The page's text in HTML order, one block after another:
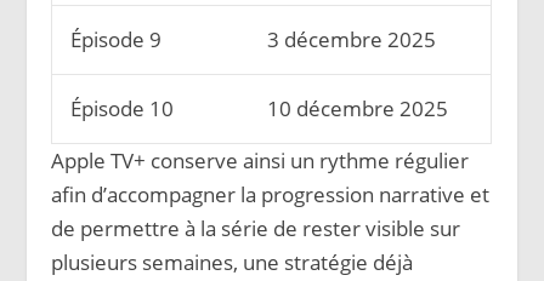
Épisode 9 3 décembre 2025
Épisode 10
10 décembre 2025
Apple TV+ conserve ainsi un rythme régulier
afin d’accompagner la progression narrative et
de permettre à la série de rester visible sur
plusieurs semaines, une stratégie déjà